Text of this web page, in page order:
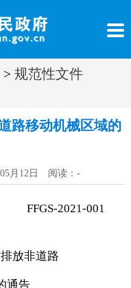
> 规范性文件
路移动机械区域的
月12日 阅读： -
FFGS-2021-001
放非道路
通告